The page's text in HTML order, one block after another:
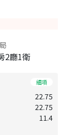
2廳1衛
細項
22.75
22.75
11.4